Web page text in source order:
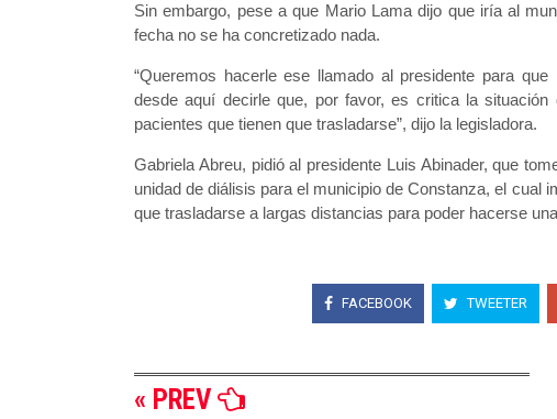
Sin embargo, pese a que Mario Lama dijo que iría al
fecha no se ha concretizado nada.
“Queremos hacerle ese llamado al presidente para
desde aquí decirle que, por favor, es critica la
pacientes que tienen que trasladarse”, dijo la legisladora.
Gabriela Abreu, pidió al presidente Luis Abinader, que
unidad de diálisis para el municipio de Constanza, el cual
que trasladarse a largas distancias para poder hacerse
FACEBOOK TWEETER
« PREV